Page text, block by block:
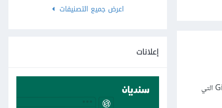
هناك العديد من التطبيقات ذات الواجهة الرسومية التي تقدم واجهات رسومية سهلة ومريحة للتعامل مع أداة جيت Git التي
اعرض جميع التصنيفات
إعلانات